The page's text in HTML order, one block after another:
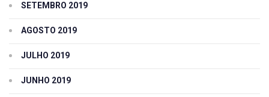
SETEMBRO 2019
AGOSTO 2019
JULHO 2019
JUNHO 2019